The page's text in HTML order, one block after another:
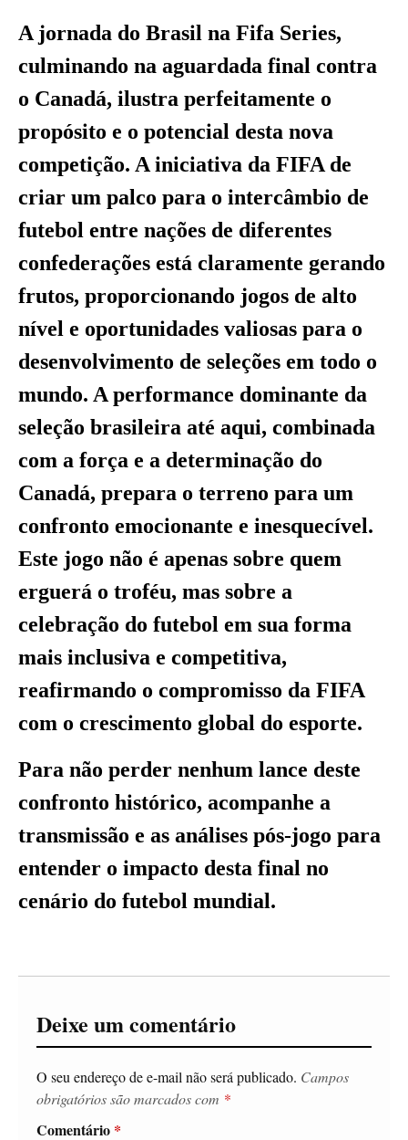
A jornada do Brasil na Fifa Series,
culminando na aguardada final contra
o Canadá, ilustra perfeitamente o
propósito e o potencial desta nova
competição. A iniciativa da FIFA de
criar um palco para o intercâmbio de
futebol entre nações de diferentes
confederações está claramente gerando
frutos, proporcionando jogos de alto
nível e oportunidades valiosas para o
desenvolvimento de seleções em todo o
mundo. A performance dominante da
seleção brasileira até aqui, combinada
com a força e a determinação do
Canadá, prepara o terreno para um
confronto emocionante e inesquecível.
Este jogo não é apenas sobre quem
erguerá o troféu, mas sobre a
celebração do futebol em sua forma
mais inclusiva e competitiva,
reafirmando o compromisso da FIFA
com o crescimento global do esporte.
Para não perder nenhum lance deste
confronto histórico, acompanhe a
transmissão e as análises pós-jogo para
entender o impacto desta final no
cenário do futebol mundial.
Deixe um comentário
O seu endereço de e-mail não será publicado. Campos
obrigatórios são marcados com *
Comentário *